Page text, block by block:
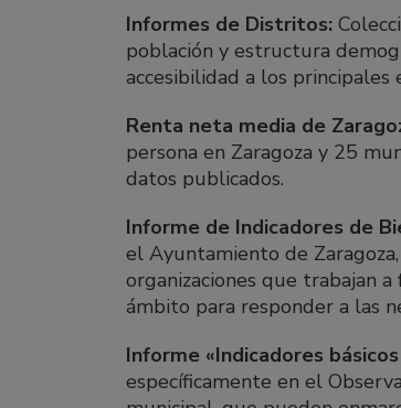
Informes de Distritos:
población y estructura
accesibilidad a los principales
Renta neta media de
persona en Zaragoza y 25
datos publicados.
Informe de Indicadores de
el Ayuntamiento de
organizaciones que trabajan
ámbito para responder a las
Informe «Indicadores
específicamente en el